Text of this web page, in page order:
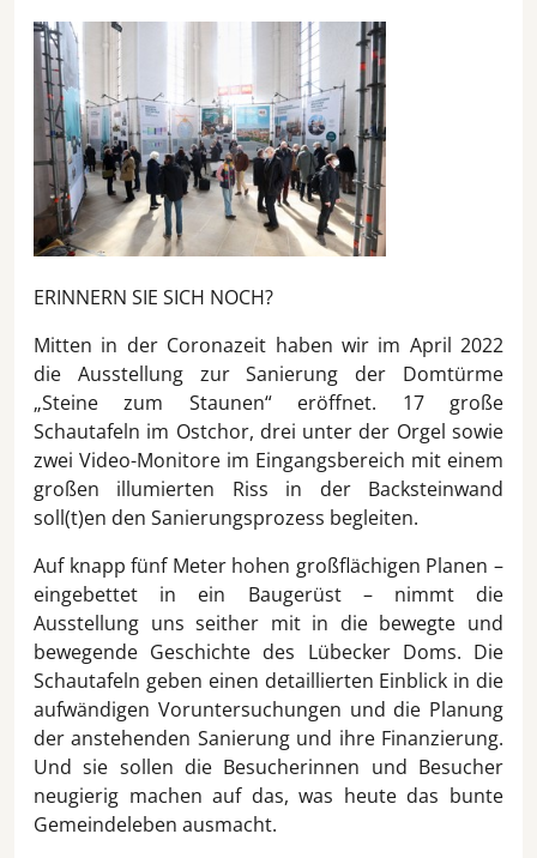
ERINNERN SIE SICH NOCH?
Mitten in der Coronazeit haben wir im April 2022
die Ausstellung zur Sanierung der Domtürme
„Steine zum Staunen“ eröffnet. 17 große
Schautafeln im Ostchor, drei unter der Orgel sowie
zwei Video-Monitore im Eingangsbereich mit einem
großen illumierten Riss in der Backsteinwand
soll(t)en den Sanierungsprozess begleiten.
Auf knapp fünf Meter hohen großflächigen Planen –
eingebettet in ein Baugerüst – nimmt die
Ausstellung uns seither mit in die bewegte und
bewegende Geschichte des Lübecker Doms. Die
Schautafeln geben einen detaillierten Einblick in die
aufwändigen Voruntersuchungen und die Planung
der anstehenden Sanierung und ihre Finanzierung.
Und sie sollen die Besucherinnen und Besucher
neugierig machen auf das, was heute das bunte
Gemeindeleben ausmacht.